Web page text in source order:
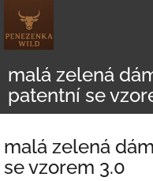
obsah
malá zelená
patentní se
malá zelená
se vzorem 3.0